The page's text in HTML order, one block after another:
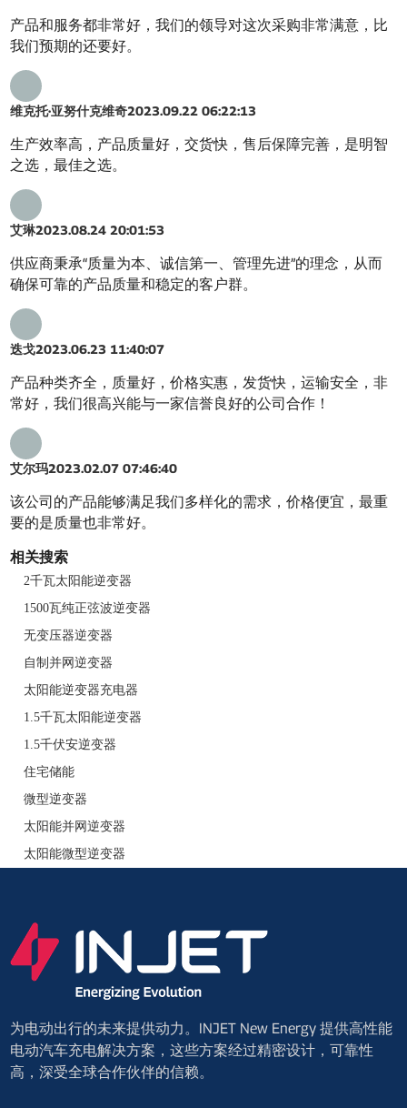
产品和服务都非常好，我们的领导对这次采购非常满意，比
我们预期的还要好。
维克托·亚努什克维奇2023.09.22 06:22:13
生产效率高，产品质量好，交货快，售后保障完善，是明智
之选，最佳之选。
艾琳2023.08.24 20:01:53
供应商秉承“质量为本、诚信第一、管理先进”的理念，从而
确保可靠的产品质量和稳定的客户群。
迭戈2023.06.23 11:40:07
产品种类齐全，质量好，价格实惠，发货快，运输安全，非
常好，我们很高兴能与一家信誉良好的公司合作！
艾尔玛2023.02.07 07:46:40
该公司的产品能够满足我们多样化的需求，价格便宜，最重
要的是质量也非常好。
相关搜索
2千瓦太阳能逆变器
1500瓦纯正弦波逆变器
无变压器逆变器
自制并网逆变器
太阳能逆变器充电器
1.5千瓦太阳能逆变器
1.5千伏安逆变器
住宅储能
微型逆变器
太阳能并网逆变器
太阳能微型逆变器
为电动出行的未来提供动力。INJET New Energy 提供高性能
电动汽车充电解决方案，这些方案经过精密设计，可靠性
高，深受全球合作伙伴的信赖。